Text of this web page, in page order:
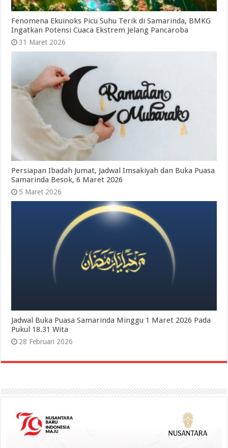
Fenomena Ekuinoks Picu Suhu Terik di Samarinda, BMKG
Ingatkan Potensi Cuaca Ekstrem Jelang Pancaroba
31 Maret 2026
Persiapan Ibadah Jumat, Jadwal Imsakiyah dan Buka Puasa
Samarinda Besok, 6 Maret 2026
5 Maret 2026
Jadwal Buka Puasa Samarinda Minggu 1 Maret 2026 Pada
Pukul 18.31 Wita
28 Februari 2026